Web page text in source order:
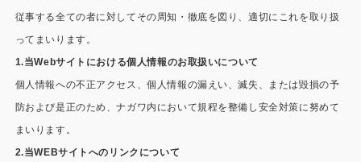
倉庫・工場
店舗
ガレージ・物置
勉強部屋・子供部屋
よくあるご質問
従事する全ての者に対してその周知・徹底を図り、適切にこれを取り扱
ってまいります。
1.当Webサイトにおける個人情報のお取扱いについて
個人情報への不正アクセス、個人情報の漏えい、滅失、または毀損の予
防および是正のため、ナガワ内において規程を整備し安全対策に努めて
まいります。
2.当WEBサイトへのリンクについて